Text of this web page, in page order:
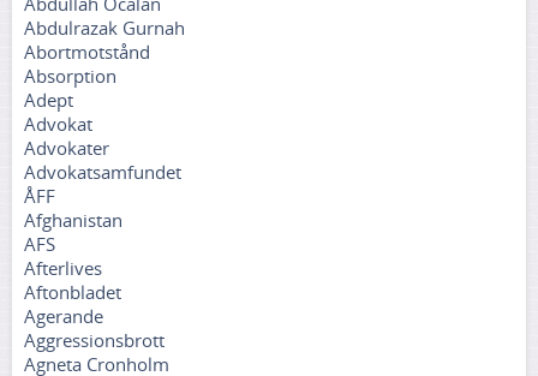
Abdulrazak Gurnah
Abortmotstånd
Absorption
Adept
Advokat
Advokater
Advokatsamfundet
ÅFF
Afghanistan
AFS
Afterlives
Aftonbladet
Agerande
Aggressionsbrott
Agneta Cronholm